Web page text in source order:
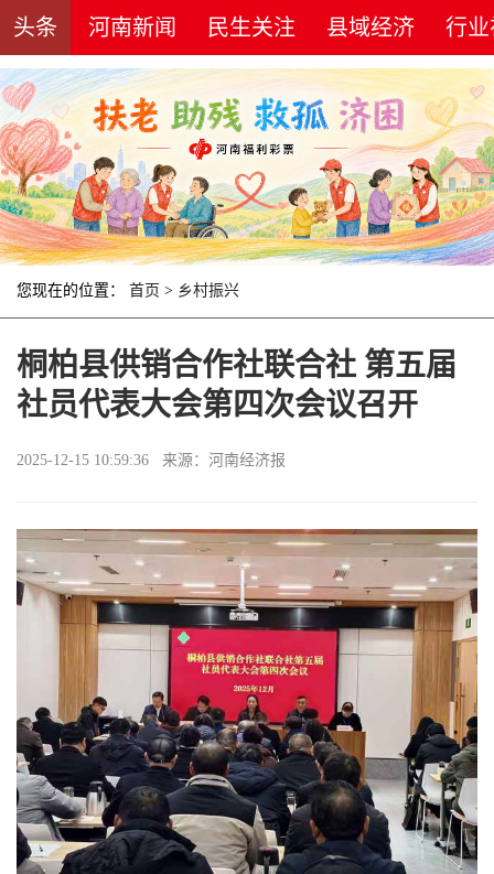
头条 河南新闻 民生关注 县域经济 行
您现在的位置： 首页 > 乡村振兴
桐柏县供销合作社联合社 第五届
社员代表大会第四次会议召开
2025-12-15 10:59:36 来源：河南经济报